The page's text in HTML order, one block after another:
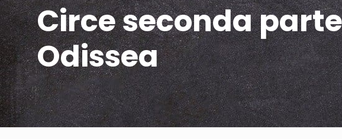
Circe seconda
Odissea